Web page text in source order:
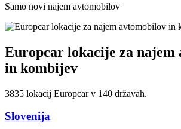
Samo novi najem avtomobilov
Europcar lokacije za najem
in kombijev
3835 lokacij Europcar v 140 državah.
Slovenija